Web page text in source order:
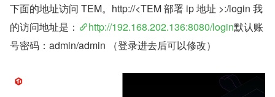
下⾯的地址访问 TEM。http://<TEM 部署 ip 地址 >:/login 我
的访问地址是：
http://192.168.202.136:8080/login默认账
号密码：admin/admin （登录进去后可以修改）